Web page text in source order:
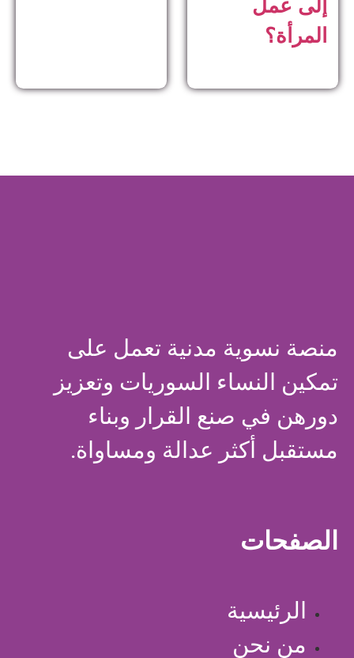
إلى عمل
المرأة؟
منصة نسوية مدنية تعمل على
تمكين النساء السوريات وتعزيز
دورهن في صنع القرار وبناء
مستقبل أكثر عدالة ومساواة.
الصفحات
الرئيسية
من نحن